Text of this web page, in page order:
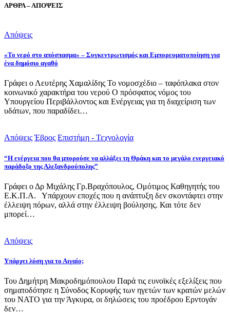
ΑΡΘΡΑ – ΑΠΟΨΕΙΣ
Απόψεις
«Το νερό στο απόσπασμα» – Συγκεντρωτισμός και Εμπορευματοποίηση για
ένα δημόσιο αγαθό
Γράφει ο Λευτέρης Χαμαλίδης Το νομοσχέδιο – ταφόπλακα στον
κοινωνικό χαρακτήρα του νερού Ο πρόσφατος νόμος του
Υπουργείου Περιβάλλοντος και Ενέργειας για τη διαχείριση των
υδάτων, που παραδίδει…
Απόψεις Έβρος Επιστήμη - Τεχνολογία
“Η ενέργεια που θα μπορούσε να αλλάξει τη Θράκη και το μεγάλο ενεργειακό
παράδοξο της Αλεξανδρούπολης”
Γράφει ο Δρ Μιχάλης Γρ.Βραχόπουλος, Ομότιμος Καθηγητής του
Ε.Κ.Π.Α. Υπάρχουν εποχές που η ανάπτυξη δεν σκοντάφτει στην
έλλειψη πόρων, αλλά στην έλλειψη βούλησης. Και τότε δεν
μπορεί…
Απόψεις
Υπάρχει λύση για το Αιγαίο;
Του Δημήτρη Μακροδημόπουλου Παρά τις ευνοϊκές εξελίξεις που
σηματοδότησε η Σύνοδος Κορυφής των ηγετών των κρατών μελών
του ΝΑΤΟ για την Άγκυρα, οι δηλώσεις του προέδρου Ερντογάν
δεν…